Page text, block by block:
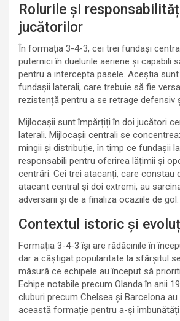
Rolurile și
jucătorilor
În formația 3-4-3, cei trei fundași
puternici în duelurile aeriene și capabili
pentru a intercepta pasele. Aceștia
fundașii laterali, care trebuie să fie
rezistență pentru a se retrage defensiv
Mijlocașii sunt împărțiți în doi jucători
laterali. Mijlocașii centrali se
mingii și distribuție, în timp ce fundașii
responsabili pentru oferirea lățimii și
centrări. Cei trei atacanți, care constau
atacant central și doi extremi, au
adversarii și de a finaliza ocaziile de gol.
Contextul istoric și
Formația 3-4-3 își are rădăcinile în
dar a câștigat popularitate la sfârșitul
măsură ce echipele au început să
Echipe notabile precum Olanda în anii
cluburi precum Chelsea și Barcelona
această formație pentru a-și